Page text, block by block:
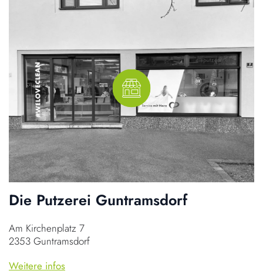
Die Putzerei Guntramsdorf
Am Kirchenplatz 7
2353 Guntramsdorf
Weitere infos